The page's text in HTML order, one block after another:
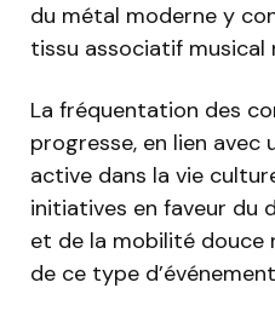
du métal moderne y
tissu associatif musical
La fréquentation des
progresse, en lien avec
active dans la vie
initiatives en faveur du
et de la mobilité
de ce type